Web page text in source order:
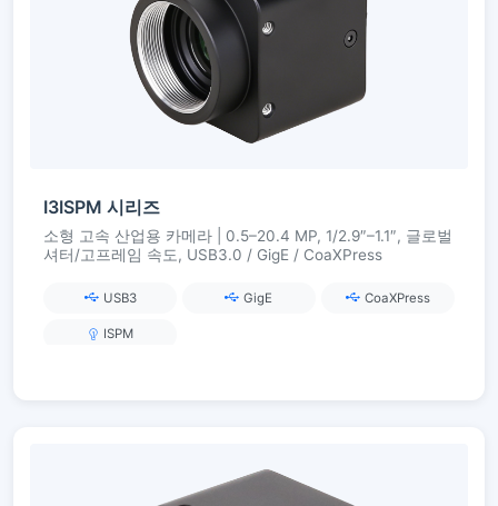
I3ISPM 시리즈
소형 고속 산업용 카메라 | 0.5–20.4 MP, 1/2.9″–1.1″, 글로벌
셔터/고프레임 속도, USB3.0 / GigE / CoaXPress
USB3 GigE CoaXPress
ISPM